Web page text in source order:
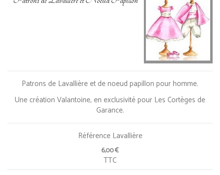
Patrons de Lavallière et de noeud papillon pour homme.
Une création Valantoine, en exclusivité pour Les Cortèges de
Garance.
Référence Lavallière
6,00 €
TTC